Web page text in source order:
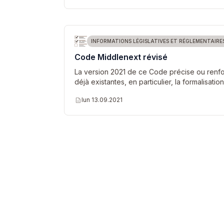
INFORMATIONS LÉGISLATIVES ET
Code Middlenext révisé
La version 2021 de ce Code précise ou
déjà existantes, en particulier, la
descriptionlun 13.09.2021